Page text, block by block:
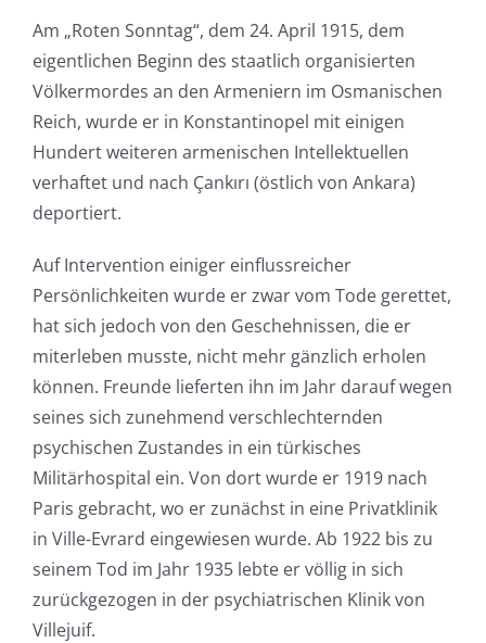
Am „Roten Sonntag“, dem 24. April 1915, dem
eigentlichen Beginn des staatlich organisierten
Völkermordes an den Armeniern im Osmanischen
Reich, wurde er in Konstantinopel mit einigen
Hundert weiteren armenischen Intellektuellen
verhaftet und nach Çankırı (östlich von Ankara)
deportiert.
Auf Intervention einiger einflussreicher
Persönlichkeiten wurde er zwar vom Tode gerettet,
hat sich jedoch von den Geschehnissen, die er
miterleben musste, nicht mehr gänzlich erholen
können. Freunde lieferten ihn im Jahr darauf wegen
seines sich zunehmend verschlechternden
psychischen Zustandes in ein türkisches
Militärhospital ein. Von dort wurde er 1919 nach
Paris gebracht, wo er zunächst in eine Privatklinik
in Ville-Evrard eingewiesen wurde. Ab 1922 bis zu
seinem Tod im Jahr 1935 lebte er völlig in sich
zurückgezogen in der psychiatrischen Klinik von
Villejuif.